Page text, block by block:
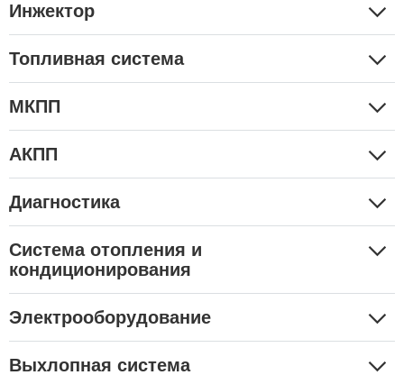
Инжектор
Топливная система
МКПП
АКПП
Диагностика
Система отопления и
кондиционирования
Электрооборудование
Выхлопная система